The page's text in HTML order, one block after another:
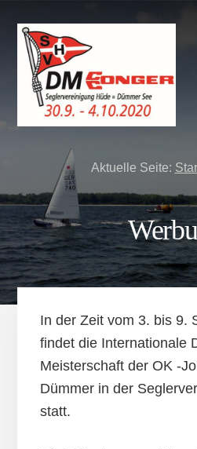
content
Seitenspalte
springen
footer
Aktuelle Seite:
In der Zeit vom 3. bis 9.
findet die Internationale
Meisterschaft der OK -
Dümmer in der
statt.